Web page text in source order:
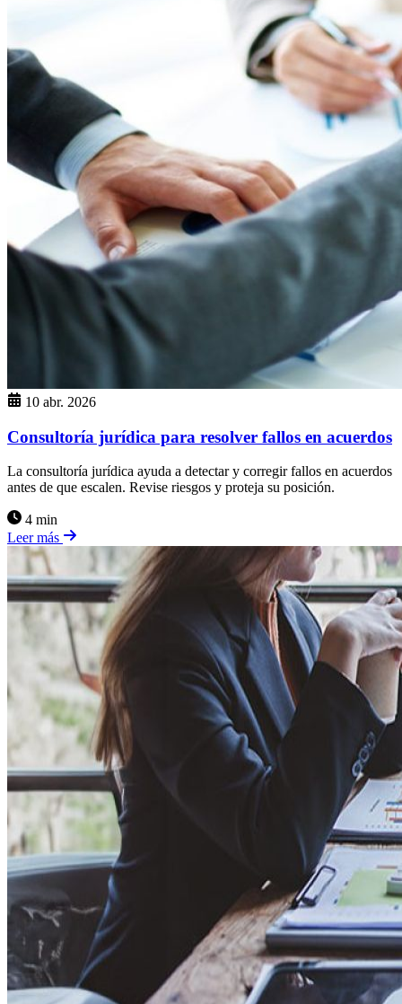
10 abr. 2026
Consultoría jurídica para resolver fallos en acuerdos
La consultoría jurídica ayuda a detectar y corregir fallos en acuerdos
antes de que escalen. Revise riesgos y proteja su posición.
4 min
Leer más